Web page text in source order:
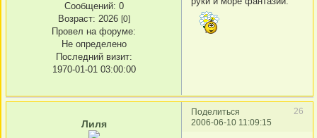
Сообщений: 0
Возраст: 2026 [0]
Провел на форуме:
Не определено
Последний визит:
1970-01-01 03:00:00
Поделиться
26
2006-06-10 11:09:15
Лиля